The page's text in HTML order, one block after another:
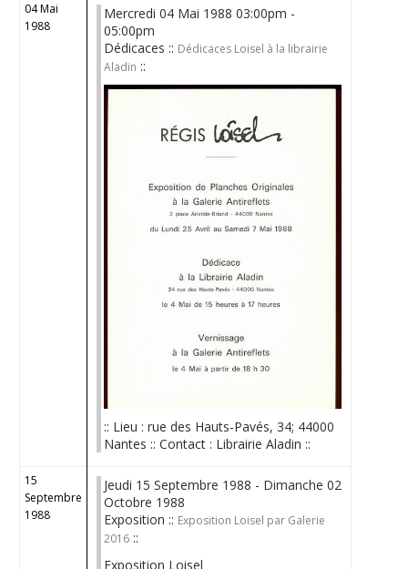
04 Mai
1988
Mercredi 04 Mai 1988 03:00pm -
05:00pm
Dédicaces :: Dédicaces Loisel à la librairie
Aladin ::
:: Lieu : rue des Hauts-Pavés, 34; 44000
Nantes :: Contact : Librairie Aladin ::
15
Septembre
1988
Jeudi 15 Septembre 1988 - Dimanche 02
Octobre 1988
Exposition :: Exposition Loisel par Galerie
2016 ::
Exposition Loisel